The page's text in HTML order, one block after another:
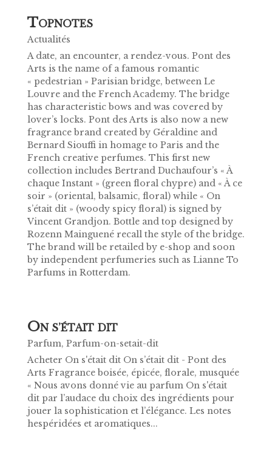
TOPNOTES
Actualités
A date, an encounter, a rendez-vous. Pont des
Arts is the name of a famous romantic
« pedestrian » Parisian bridge, between Le
Louvre and the French Academy. The bridge
has characteristic bows and was covered by
lover’s locks. Pont des Arts is also now a new
fragrance brand created by Géraldine and
Bernard Siouffi in homage to Paris and the
French creative perfumes. This first new
collection includes Bertrand Duchaufour’s « À
chaque Instant » (green floral chypre) and « À ce
soir » (oriental, balsamic, floral) while « On
s’était dit » (woody spicy floral) is signed by
Vincent Grandjon. Bottle and top designed by
Rozenn Mainguené recall the style of the bridge.
The brand will be retailed by e-shop and soon
by independent perfumeries such as Lianne To
Parfums in Rotterdam.
ON S’ÉTAIT DIT
Parfum, Parfum-on-setait-dit
Acheter On s'était dit On s’était dit - Pont des
Arts Fragrance boisée, épicée, florale, musquée
« Nous avons donné vie au parfum On s'était
dit par l’audace du choix des ingrédients pour
jouer la sophistication et l’élégance. Les notes
hespéridées et aromatiques...